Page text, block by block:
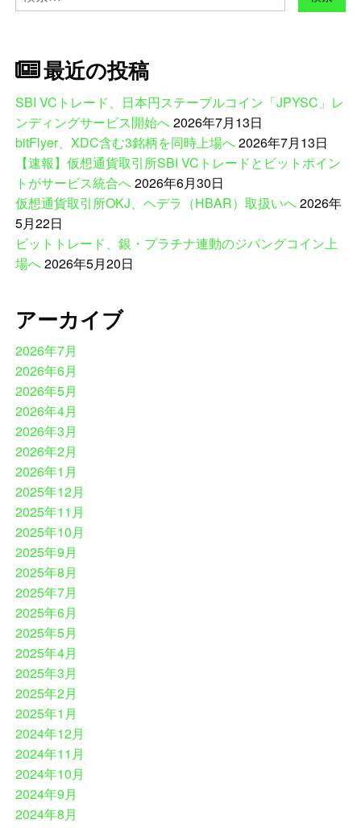
索:
最近の投稿
SBI VCトレード、日本円ステーブルコイン「JPYSC」レ
ンディングサービス開始へ2026年7月13日
bitFlyer、XDC含む3銘柄を同時上場へ2026年7月13日
【速報】仮想通貨取引所SBI VCトレードとビットポイン
トがサービス統合へ2026年6月30日
仮想通貨取引所OKJ、ヘデラ（HBAR）取扱いへ2026年
5月22日
ビットトレード、銀・プラチナ連動のジパングコイン上
場へ2026年5月20日
アーカイブ
2026年7月
2026年6月
2026年5月
2026年4月
2026年3月
2026年2月
2026年1月
2025年12月
2025年11月
2025年10月
2025年9月
2025年8月
2025年7月
2025年6月
2025年5月
2025年4月
2025年3月
2025年2月
2025年1月
2024年12月
2024年11月
2024年10月
2024年9月
2024年8月